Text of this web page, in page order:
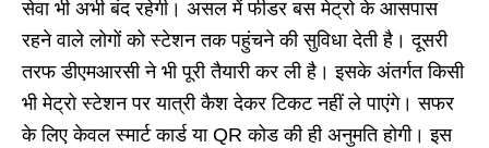
सेवा भी अभी बंद रहेगी। असल में फीडर बस मेट्रो के आसपास
रहने वाले लोगों को स्टेशन तक पहुंचने की सुविधा देती है। दूसरी
तरफ डीएमआरसी ने भी पूरी तैयारी कर ली है। इसके अंतर्गत किसी
भी मेट्रो स्टेशन पर यात्री कैश देकर टिकट नहीं ले पाएंगे। सफर
के लिए केवल स्मार्ट कार्ड या QR कोड की ही अनुमति होगी। इस